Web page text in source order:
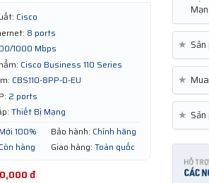
Cisco
8 ports
1000 Mbps
Cisco Business 110 Series
CBS110-8PP-D-EU
2 ports
Thiết Bị Mạng
Mới 100% Bảo hành: Chính hãng
Còn hàng Giao hàng: Toàn quốc
đ
★
★
★